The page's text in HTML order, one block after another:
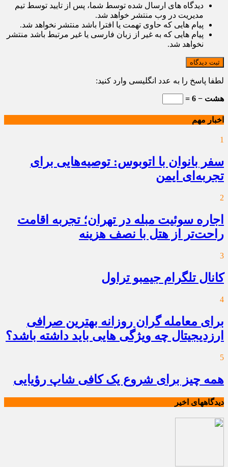
دیدگاه های ارسال شده توسط شما، پس از تایید توسط تیم
مدیریت در وب منتشر خواهد شد.
پیام هایی که حاوی تهمت یا افترا باشد منتشر نخواهد شد.
پیام هایی که به غیر از زبان فارسی یا غیر مرتبط باشد منتشر
نخواهد شد.
ثبت دیدگاه
لطفا پاسخ را به عدد انگلیسی وارد کنید:
هشت − 6 =
اخبار مهم
1
سفر بانوان با اتوبوس: توصیه‌هایی برای
تجربه‌ای ایمن
2
اجاره سوئیت مبله در تهران؛ تجربه اقامت
راحت‌تر از هتل با نصف هزینه
3
کانال تلگرام جیمبو تراول
4
برای معامله گران روزانه بهترین صرافی
ارزدیجیتال چه ویژگی هایی باید داشته باشد؟
5
همه چیز برای شروع یک کافی شاپ رؤیایی
دیدگاههای اخیر